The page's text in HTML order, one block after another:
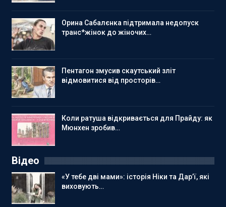
Орина Сабалєнка підтримала недопуск
транс*жінок до жіночих…
Пентагон змусив скаутський зліт
відмовитися від просторів…
Коли ратуша відкривається для Прайду: як
Мюнхен зробив…
Відео
«У тебе дві мами»: історія Ніки та Дар’ї, які
виховують…